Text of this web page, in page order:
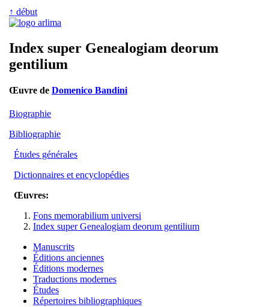
↑ début
Index super Genealogiam deorum
gentilium
Œuvre de Domenico Bandini
Biographie
Bibliographie
Études générales
Dictionnaires et encyclopédies
Œuvres:
Fons memorabilium universi
Index super Genealogiam deorum gentilium
Manuscrits
Éditions anciennes
Éditions modernes
Traductions modernes
Études
Répertoires bibliographiques